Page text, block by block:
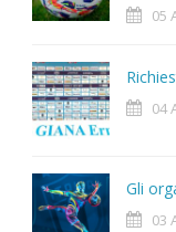
05
04
Gli
03